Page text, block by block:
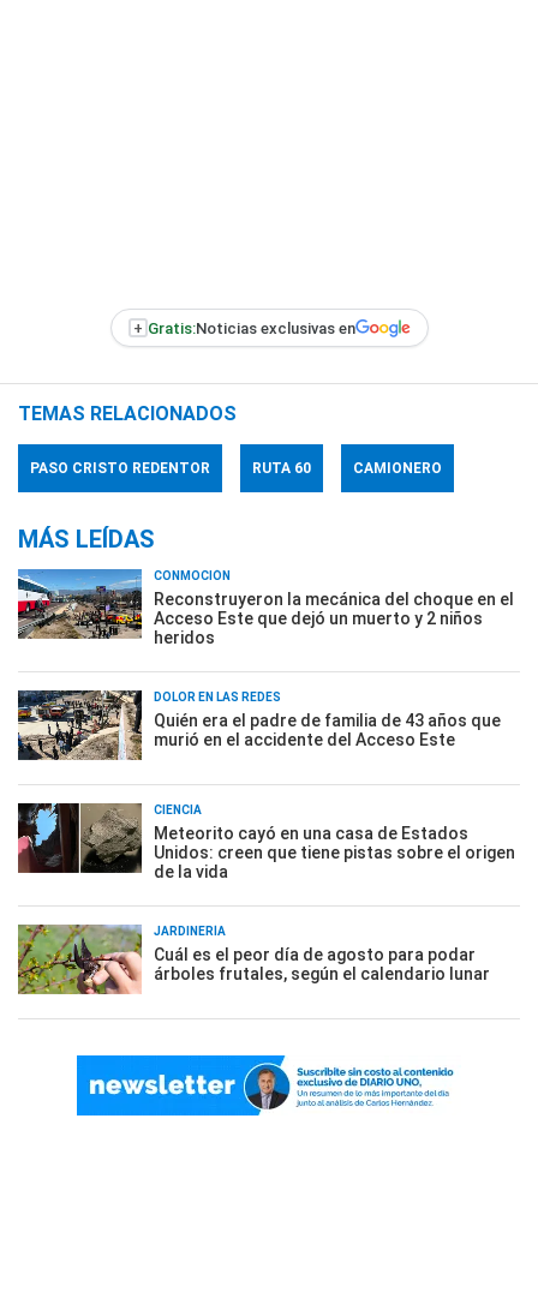
+ Gratis:Noticias exclusivas en
TEMAS RELACIONADOS
PASO CRISTO REDENTOR RUTA 60 CAMIONERO
MÁS LEÍDAS
CONMOCIÓN
Reconstruyeron la mecánica del choque en el
Acceso Este que dejó un muerto y 2 niños
heridos
DOLOR EN LAS REDES
Quién era el padre de familia de 43 años que
murió en el accidente del Acceso Este
CIENCIA
Meteorito cayó en una casa de Estados
Unidos: creen que tiene pistas sobre el origen
de la vida
JARDINERÍA
Cuál es el peor día de agosto para podar
árboles frutales, según el calendario lunar